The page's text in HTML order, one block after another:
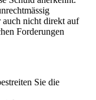
auch nicht direkt auf
Forderungen
Sie die